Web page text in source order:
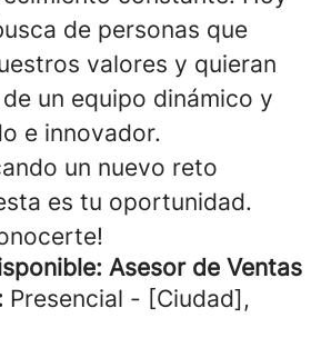
de personas que
valores y quieran
un equipo dinámico y
e innovador.
un nuevo reto
es tu oportunidad.
Asesor de Ventas
Presencial - [Ciudad],